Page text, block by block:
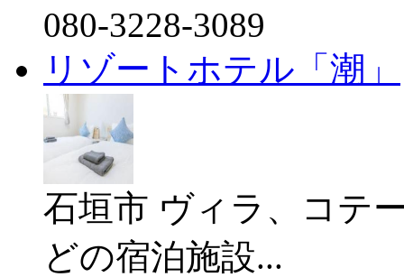
080-3228-3089
リゾートホテル「潮」
石垣市 ヴィラ、コテ
どの宿泊施設...